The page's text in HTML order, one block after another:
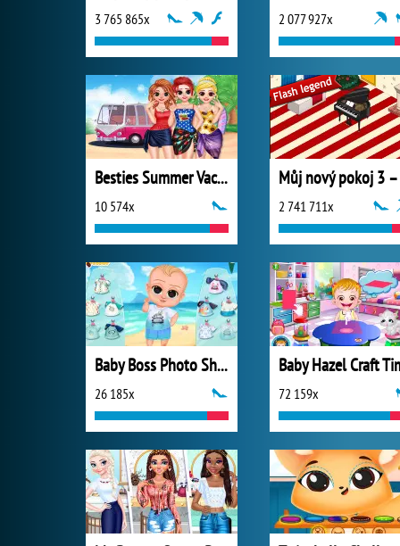
3 765 865x 2 077 927x
Besties Summer Vacation
10 574x 2 741 711x
Baby Boss Photo Shoot
26 185x
Baby Hazel Craft
72 159x